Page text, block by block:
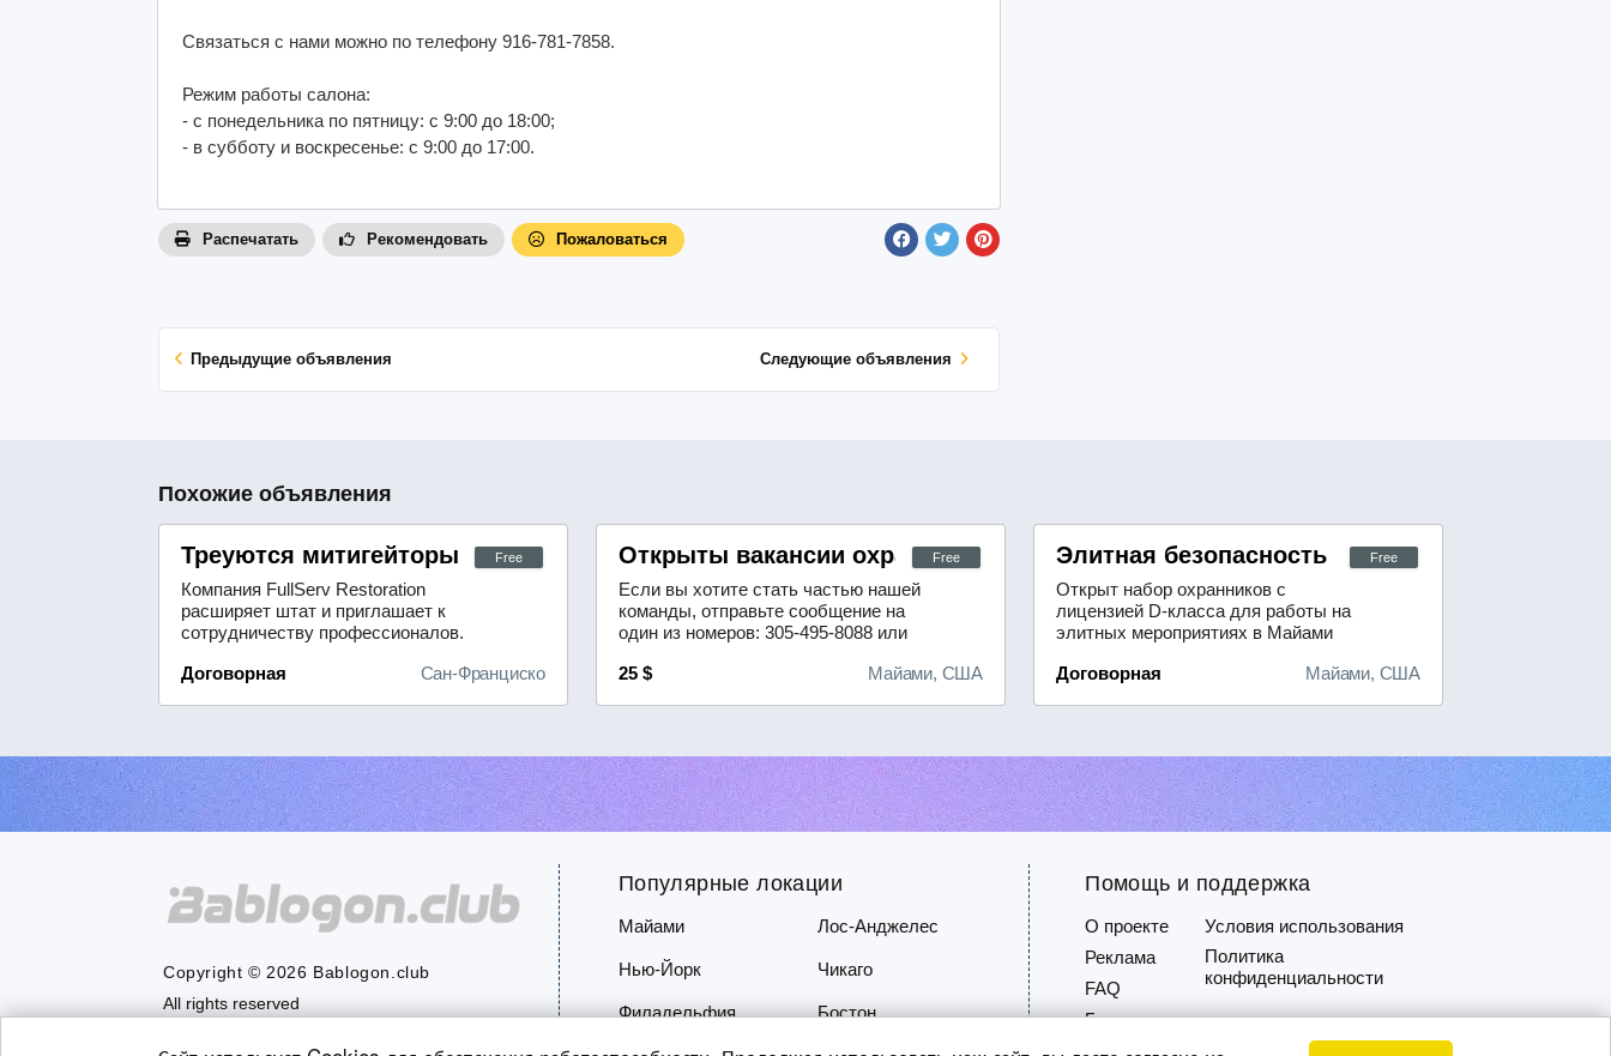
Связаться с нами можно по телефону 916-781-7858.
Режим работы салона:
- с понедельника по пятницу: с 9:00 до 18:00;
- в субботу и воскресенье: с 9:00 до 17:00.
Распечатать Рекомендовать Пожаловаться
Предыдущие объявления Cледующие объявления
Похожие объявления
Free
Договорная Сан-Франциско
Треуются митигейторы (Mitigators)
Компания FullServ Restoration
расширяет штат и приглашает к
сотрудничеству профессионалов.
специалистов, которые будут
повреждений имущества.В
обязанности митигейтора входит:-
эффективное удаление воды и
тщательн...
Free
25 $ Майами, США
Открыты вакансии охранников в Майами (Флорида), предлагается полная
Если вы хотите стать частью нашей
команды, отправьте сообщение на
один из номеров: 305-495-8088 или
вами, чтобы договориться о времени
предъявляем следующие
требования к кандидатам:- наличие
действующей ...
Free
Договорная Майами, США
Элитная безопасность мероприятий в
Открыт набор охранников с
лицензией D-класса для работы на
элитных мероприятиях в Майами
локации в Майами-Бич.
корректные и проактивные
охранники с лицензией D. Мы
организуем безопасность на
престижных...
Copyright © 2026 Bablogon.club
All rights reserved
Популярные локации
Майами Лос-Анджелес
Нью-Йорк Чикаго
Филадельфия Бостон
Помощь и поддержка
О проекте
Реклама
FAQ
Блог
Условия использования
Политика
конфиденциальности